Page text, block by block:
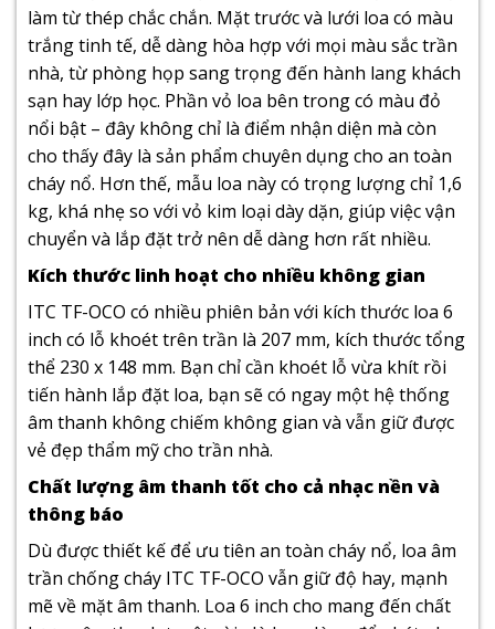
làm từ thép chắc chắn. Mặt trước và lưới loa có màu
trắng tinh tế, dễ dàng hòa hợp với mọi màu sắc trần
nhà, từ phòng họp sang trọng đến hành lang khách
sạn hay lớp học. Phần vỏ loa bên trong có màu đỏ
nổi bật – đây không chỉ là điểm nhận diện mà còn
cho thấy đây là sản phẩm chuyên dụng cho an toàn
cháy nổ. Hơn thế, mẫu loa này có trọng lượng chỉ 1,6
kg, khá nhẹ so với vỏ kim loại dày dặn, giúp việc vận
chuyển và lắp đặt trở nên dễ dàng hơn rất nhiều.
Kích thước linh hoạt cho nhiều không gian
ITC TF-OCO có nhiều phiên bản với kích thước loa 6
inch có lỗ khoét trên trần là 207 mm, kích thước tổng
thể 230 x 148 mm. Bạn chỉ cần khoét lỗ vừa khít rồi
tiến hành lắp đặt loa, bạn sẽ có ngay một hệ thống
âm thanh không chiếm không gian và vẫn giữ được
vẻ đẹp thẩm mỹ cho trần nhà.
Chất lượng âm thanh tốt cho cả nhạc nền và
thông báo
Dù được thiết kế để ưu tiên an toàn cháy nổ, loa âm
trần chống cháy ITC TF-OCO vẫn giữ độ hay, mạnh
mẽ về mặt âm thanh. Loa 6 inch cho mang đến chất